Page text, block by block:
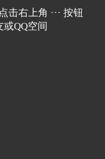
击右上角 ··· 按钮
或QQ空间